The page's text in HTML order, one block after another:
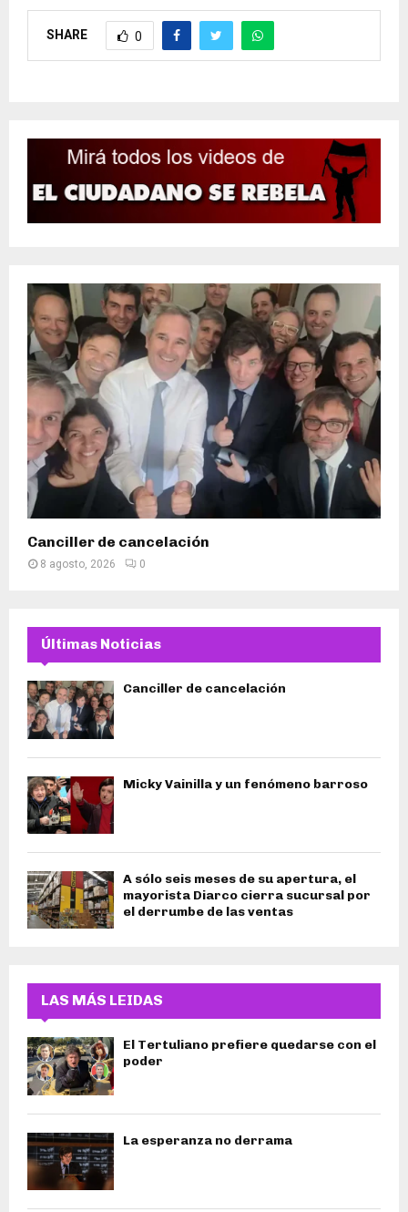
SHARE 0
Canciller de cancelación
8 agosto, 2026 0
Últimas Noticias
Canciller de cancelación
Micky Vainilla y un fenómeno barroso
A sólo seis meses de su apertura, el
mayorista Diarco cierra sucursal por
el derrumbe de las ventas
LAS MÁS LEIDAS
El Tertuliano prefiere quedarse con el
poder
La esperanza no derrama